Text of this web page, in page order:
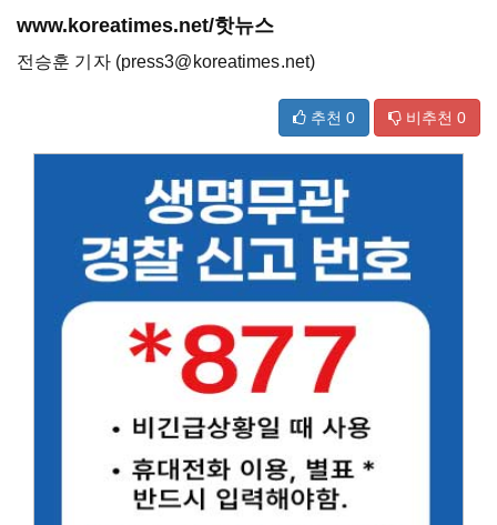
www.koreatimes.net/핫뉴스
전승훈 기자 (press3@koreatimes.net)
추천 0 비추천 0